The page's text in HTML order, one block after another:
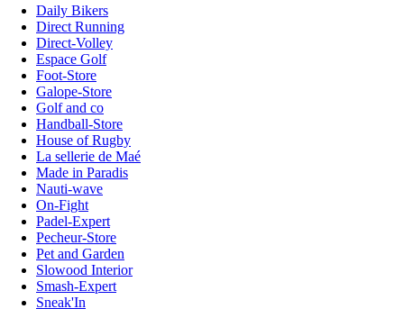
Daily Bikers
Direct Running
Direct-Volley
Espace Golf
Foot-Store
Galope-Store
Golf and co
Handball-Store
House of Rugby
La sellerie de Maé
Made in Paradis
Nauti-wave
On-Fight
Padel-Expert
Pecheur-Store
Pet and Garden
Slowood Interior
Smash-Expert
Sneak'In